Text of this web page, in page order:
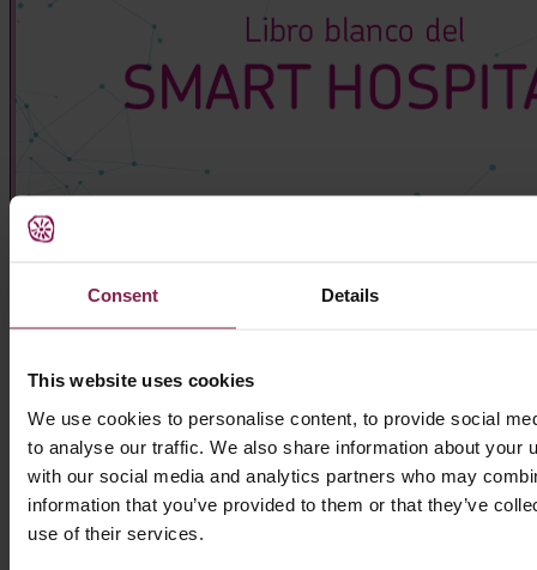
Consent Details
This website uses cookies
We use cookies to personalise content, to provide social
to analyse our traffic. We also share information about your
with our social media and analytics partners who may
information that you’ve provided to them or that they’ve
use of their services.